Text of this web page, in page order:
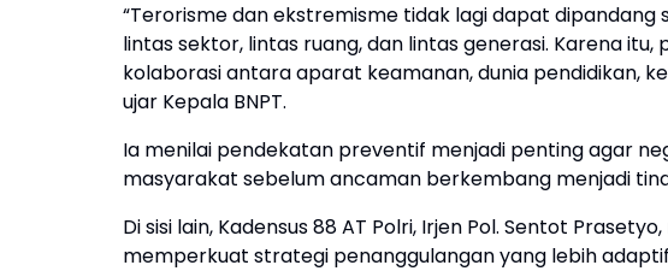
“Terorisme dan ekstremisme tidak lagi dapat dipandang
lintas sektor, lintas ruang, dan lintas generasi. Karena
kolaborasi antara aparat keamanan, dunia pendidikan,
ujar Kepala BNPT.
Ia menilai pendekatan preventif menjadi penting agar
masyarakat sebelum ancaman berkembang menjadi
Di sisi lain, Kadensus 88 AT Polri, Irjen Pol. Sentot
memperkuat strategi penanggulangan yang lebih